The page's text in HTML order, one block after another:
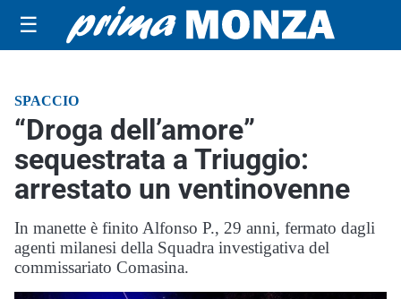
☰
SPACCIO
“Droga dell’amore”
sequestrata a Triuggio:
arrestato un ventinovenne
In manette è finito Alfonso P., 29 anni, fermato dagli
agenti milanesi della Squadra investigativa del
commissariato Comasina.